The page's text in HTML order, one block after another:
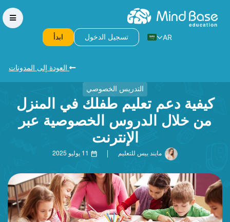
AR تسجيل الدخول ابدأ
العودة إلى المدونات
التدريس الخصوصي
كيفية دعم تعليم طفلك في المنزل
من خلال الدروس الخصوصية عبر
الإنترنت
مايند بيس للتعليم 11 يوليو 2025